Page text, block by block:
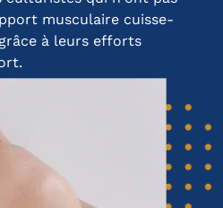
musculaire cuisse-
à leurs efforts